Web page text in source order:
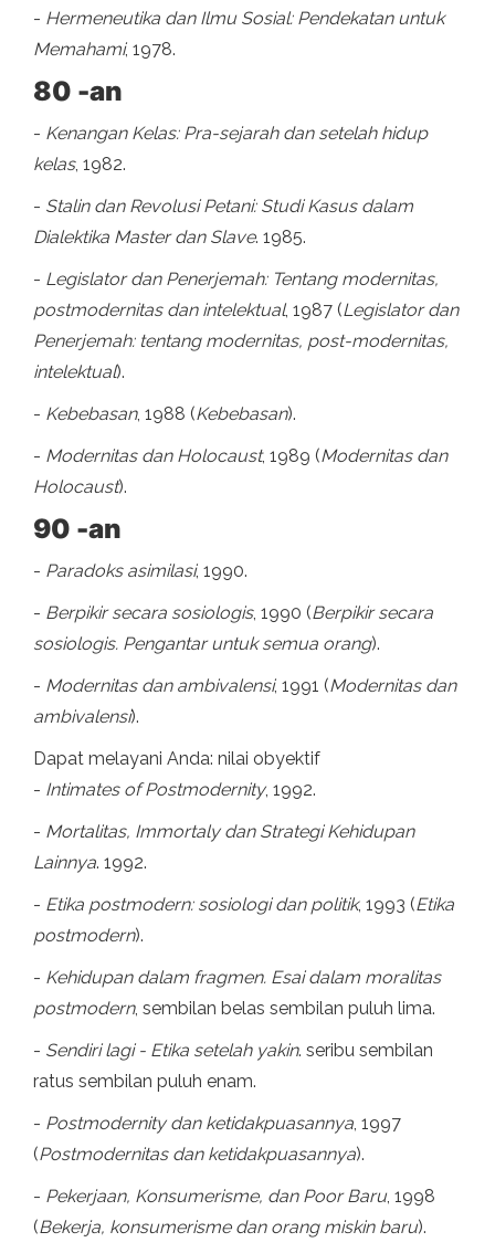
- Hermeneutika dan Ilmu Sosial: Pendekatan untuk
Memahami, 1978.
80 -an
- Kenangan Kelas: Pra-sejarah dan setelah hidup
kelas, 1982.
- Stalin dan Revolusi Petani: Studi Kasus dalam
Dialektika Master dan Slave. 1985.
- Legislator dan Penerjemah: Tentang modernitas,
postmodernitas dan intelektual, 1987 (Legislator dan
Penerjemah: tentang modernitas, post-modernitas,
intelektual).
- Kebebasan, 1988 (Kebebasan).
- Modernitas dan Holocaust, 1989 (Modernitas dan
Holocaust).
90 -an
- Paradoks asimilasi, 1990.
- Berpikir secara sosiologis, 1990 (Berpikir secara
sosiologis. Pengantar untuk semua orang).
- Modernitas dan ambivalensi, 1991 (Modernitas dan
ambivalensi).
Dapat melayani Anda: nilai obyektif
- Intimates of Postmodernity, 1992.
- Mortalitas, Immortaly dan Strategi Kehidupan
Lainnya. 1992.
- Etika postmodern: sosiologi dan politik, 1993 (Etika
postmodern).
- Kehidupan dalam fragmen. Esai dalam moralitas
postmodern, sembilan belas sembilan puluh lima.
- Sendiri lagi - Etika setelah yakin. seribu sembilan
ratus sembilan puluh enam.
- Postmodernity dan ketidakpuasannya, 1997
(Postmodernitas dan ketidakpuasannya).
- Pekerjaan, Konsumerisme, dan Poor Baru, 1998
(Bekerja, konsumerisme dan orang miskin baru).